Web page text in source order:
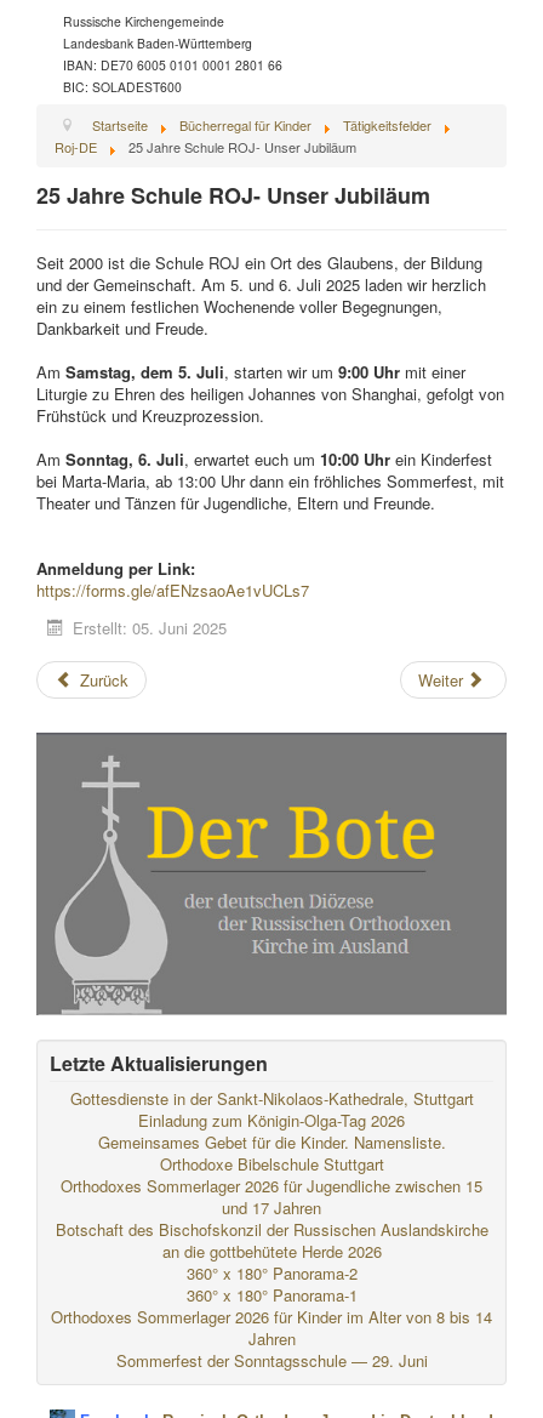
Russische Kirchengemeinde
Landesbank Baden-Württemberg
IBAN: DE70 6005 0101 0001 2801 66
BIC: SOLADEST600
Startseite Bücherregal für Kinder
Tätigkeitsfelder
Roj-DE
25 Jahre Schule ROJ- Unser Jubiläum
25 Jahre Schule ROJ- Unser Jubiläum
Seit 2000 ist die Schule ROJ ein Ort des Glaubens, der Bildung
und der Gemeinschaft. Am 5. und 6. Juli 2025 laden wir herzlich
ein zu einem festlichen Wochenende voller Begegnungen,
Dankbarkeit und Freude.
Am Samstag, dem 5. Juli, starten wir um 9:00 Uhr mit einer
Liturgie zu Ehren des heiligen Johannes von Shanghai, gefolgt von
Frühstück und Kreuzprozession.
Am Sonntag, 6. Juli, erwartet euch um 10:00 Uhr ein Kinderfest
bei Marta-Maria, ab 13:00 Uhr dann ein fröhliches Sommerfest, mit
Theater und Tänzen für Jugendliche, Eltern und Freunde.
Anmeldung per Link:
https://forms.gle/afENzsaoAe1vUCLs7
Erstellt: 05. Juni 2025
Zurück Weiter
Letzte Aktualisierungen
Gottesdienste in der Sankt-Nikolaos-Kathedrale, Stuttgart
Einladung zum Königin-Olga-Tag 2026
Gemeinsames Gebet für die Kinder. Namensliste.
Orthodoxe Bibelschule Stuttgart
Orthodoxes Sommerlager 2026 für Jugendliche zwischen 15
und 17 Jahren
Botschaft des Bischofskonzil der Russischen Auslandskirche
an die gottbehütete Herde 2026
360° x 180° Panorama-2
360° x 180° Panorama-1
Orthodoxes Sommerlager 2026 für Kinder im Alter von 8 bis 14
Jahren
Sommerfest der Sonntagsschule — 29. Juni